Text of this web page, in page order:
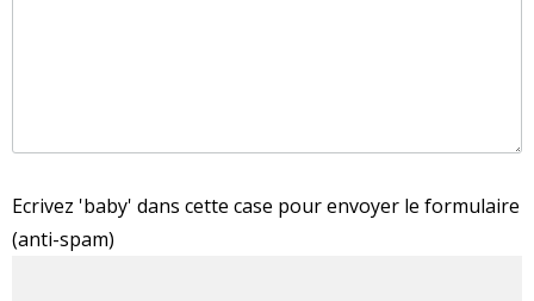
Ecrivez 'baby' dans cette case pour envoyer le formulaire
(anti-spam)